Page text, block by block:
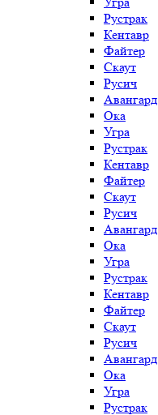
Рустрак
Кентавр
Файтер
Скаут
Русич
Авангард
Ока
Угра
Рустрак
Кентавр
Файтер
Скаут
Русич
Авангард
Ока
Угра
Рустрак
Кентавр
Файтер
Скаут
Русич
Авангард
Ока
Угра
Рустрак